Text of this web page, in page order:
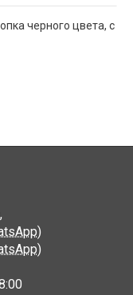
черного цвета, с
,